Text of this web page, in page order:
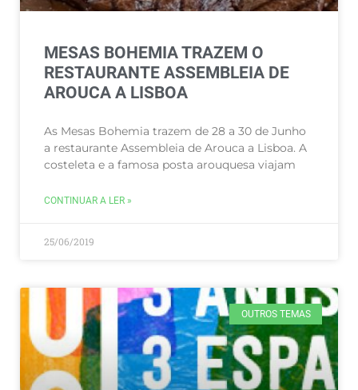
MESAS BOHEMIA TRAZEM O
RESTAURANTE ASSEMBLEIA DE
AROUCA A LISBOA
As Mesas Bohemia trazem de 28 a 30 de Junho
a restaurante Assembleia de Arouca a Lisboa. A
costeleta e a famosa posta arouquesa viajam
CONTINUAR A LER »
25/06/2019
OUTROS TEMAS